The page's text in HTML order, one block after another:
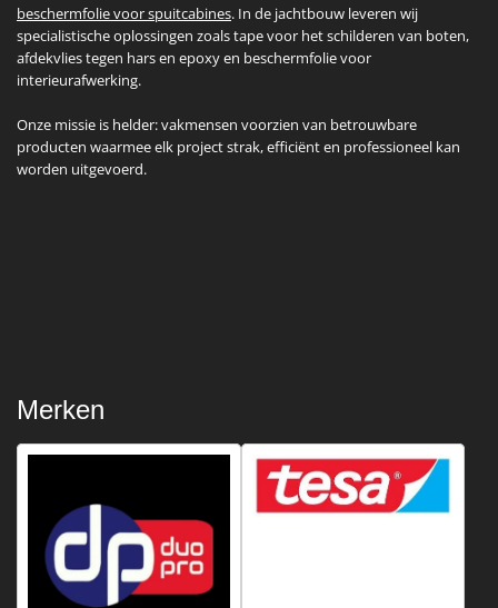
beschermfolie voor spuitcabines. In de jachtbouw leveren wij
specialistische oplossingen zoals tape voor het schilderen van boten,
afdekvlies tegen hars en epoxy en beschermfolie voor
interieurafwerking.
Onze missie is helder: vakmensen voorzien van betrouwbare
producten waarmee elk project strak, efficiënt en professioneel kan
worden uitgevoerd.
Merken